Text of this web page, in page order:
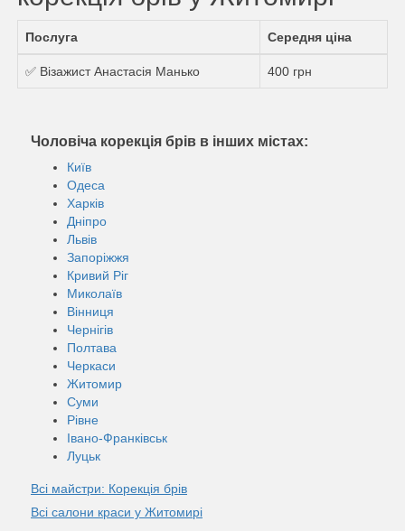
Послуга Середня ціна
✅ Візажист Анастасія Манько 400 грн
Чоловіча корекція брів в інших містах:
Київ
Одеса
Харків
Дніпро
Львів
Запоріжжя
Кривий Ріг
Миколаїв
Вінниця
Чернігів
Полтава
Черкаси
Житомир
Суми
Рівне
Івано-Франківськ
Луцьк
Всі майстри: Корекція брів
Всі салони краси у Житомирі